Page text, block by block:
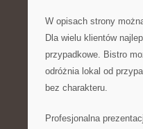
W opisach strony
Dla wielu klientów
przypadkowe. Bistro
odróżnia lokal od
bez charakteru.
Profesjonalna